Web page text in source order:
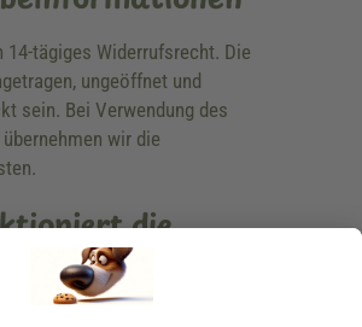
14-tägiges Widerrufsrecht. Die
ungeöffnet und
sein. Bei Verwendung des
wir die
die